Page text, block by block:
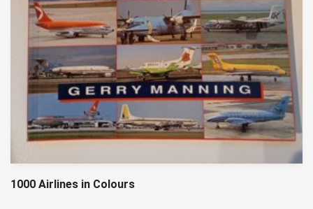
1000 Airlines in Colours